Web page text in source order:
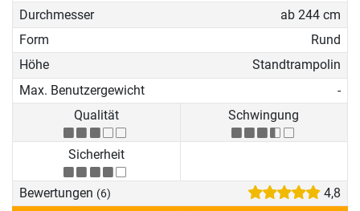
Durchmesser
ab 244 cm
Form
Rund
Höhe
Standtrampolin
Max. Benutzergewicht
-
Qualität
Schwingung
Sicherheit
Bewertungen (6)
4,8